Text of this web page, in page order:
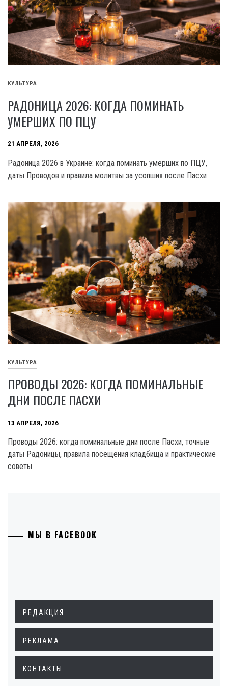
КУЛЬТУРА
РАДОНИЦА 2026: КОГДА ПОМИНАТЬ
УМЕРШИХ ПО ПЦУ
21 АПРЕЛЯ, 2026
Радоница 2026 в Украине: когда поминать умерших по ПЦУ,
даты Проводов и правила молитвы за усопших после Пасхи
КУЛЬТУРА
ПРОВОДЫ 2026: КОГДА ПОМИНАЛЬНЫЕ
ДНИ ПОСЛЕ ПАСХИ
13 АПРЕЛЯ, 2026
Проводы 2026: когда поминальные дни после Пасхи, точные
даты Радоницы, правила посещения кладбища и практические
советы.
МЫ В FACEBOOK
РЕДАКЦИЯ
РЕКЛАМА
КОНТАКТЫ